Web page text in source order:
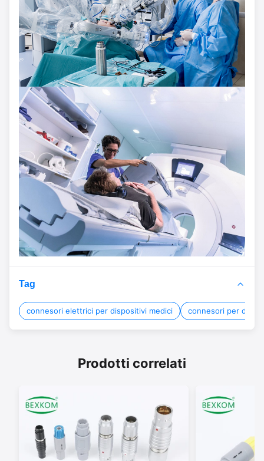
Tag
connesori elettrici per dispositivi medici connesori per
Prodotti correlati